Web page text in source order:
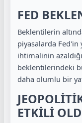
FED
Beklentilerin
piyasalarda Fed'in
ihtimalinin
beklentilerindeki
daha olumlu bir
ETKİLİ